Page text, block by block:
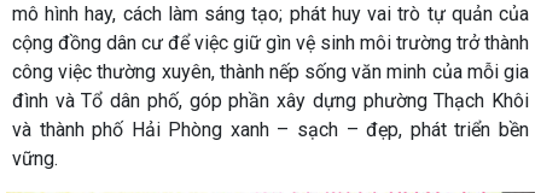
mô hình hay, cách làm sáng tạo; phát huy vai trò tự quản của
cộng đồng dân cư để việc giữ gìn vệ sinh môi trường trở thành
công việc thường xuyên, thành nếp sống văn minh của mỗi gia
đình và Tổ dân phố, góp phần xây dựng phường Thạch Khôi
và thành phố Hải Phòng xanh – sạch – đẹp, phát triển bền
vững.